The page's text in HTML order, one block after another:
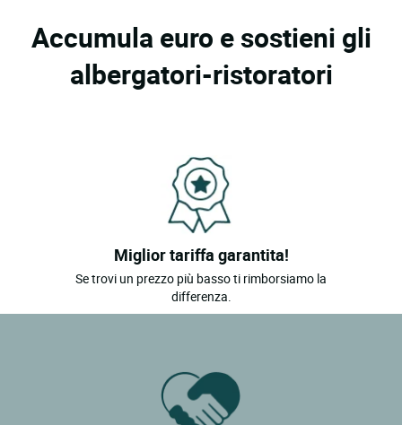
Accumula euro e sostieni gli
albergatori-ristoratori
Miglior tariffa garantita!
Se trovi un prezzo più basso ti rimborsiamo la
differenza.